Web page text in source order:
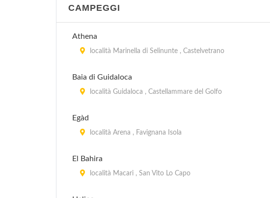
CAMPEGGI
Athena
località Marinella di Selinunte , Castelvetrano
Baia di Guidaloca
località Guidaloca , Castellammare del Golfo
Egàd
località Arena , Favignana Isola
El Bahira
località Macari , San Vito Lo Capo